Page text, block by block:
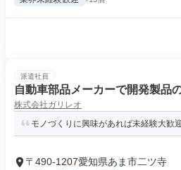
派遣社員
自動車部品メーカーで開発製品
株式会社ガリレオ
モノづくりに興味があれば未経験大歓
〒490-1207愛知県あま市二ツ寺